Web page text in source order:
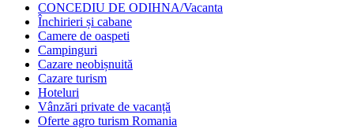
CONCEDIU DE ODIHNA/Vacanta
Închirieri și cabane
Camere de oaspeti
Campinguri
Cazare neobișnuită
Cazare turism
Hoteluri
Vânzări private de vacanță
Oferte agro turism Romania